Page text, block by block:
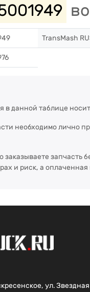
TransMash
данной таблице
необходимо лично
заказываете запчасть
и риск, а
ул.